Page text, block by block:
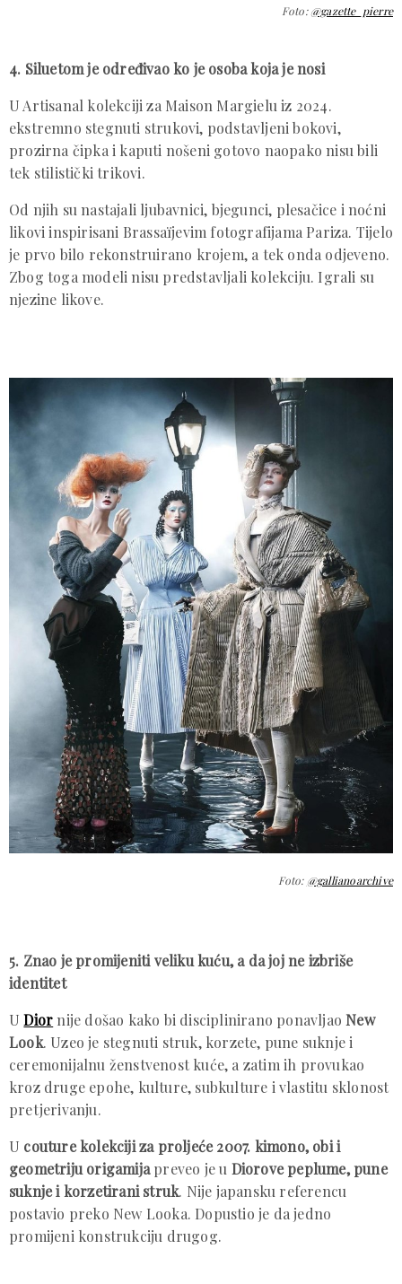
Foto:@gazette_pierre
4. Siluetom je određivao ko je osoba koja je nosi
U Artisanal kolekciji za Maison Margielu iz 2024.
ekstremno stegnuti strukovi, podstavljeni bokovi,
prozirna čipka i kaputi nošeni gotovo naopako nisu bili
tek stilistički trikovi.
Od njih su nastajali ljubavnici, bjegunci, plesačice i noćni
likovi inspirisani Brassaïjevim fotografijama Pariza. Tijelo
je prvo bilo rekonstruirano krojem, a tek onda odjeveno.
Zbog toga modeli nisu predstavljali kolekciju. Igrali su
njezine likove.
Foto:@gallianoarchive
5. Znao je promijeniti veliku kuću, a da joj ne izbriše
identitet
UDior nije došao kako bi disciplinirano ponavljaoNew
Look. Uzeo je stegnuti struk, korzete, pune suknje i
ceremonijalnu ženstvenost kuće, a zatim ih provukao
kroz druge epohe, kulture, subkulture i vlastitu sklonost
pretjerivanju.
U couture kolekciji za proljeće 2007. kimono, obi i
geometriju origamijapreveo je u Diorove peplume, pune
suknje i korzetirani struk. Nije japansku referencu
postavio preko New Looka. Dopustio je da jedno
promijeni konstrukciju drugog.